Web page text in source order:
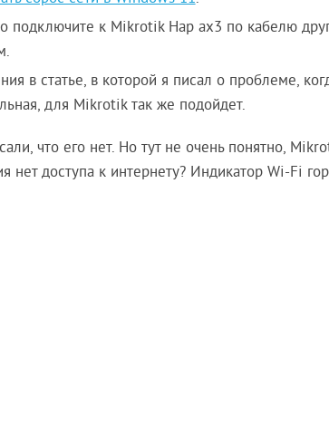
подключите к Mikrotik Hap ax3 по кабелю
в статье, в которой я писал о проблеме,
для Mikrotik так же подойдет.
что его нет. Но тут не очень понятно,
нет доступа к интернету? Индикатор Wi-Fi